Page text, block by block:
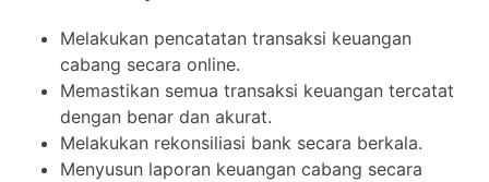
Melakukan pencatatan transaksi keuangan
cabang secara online.
Memastikan semua transaksi keuangan tercatat
dengan benar dan akurat.
Melakukan rekonsiliasi bank secara berkala.
Menyusun laporan keuangan cabang secara